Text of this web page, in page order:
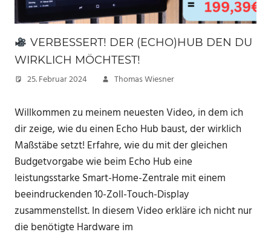
VERBESSERT! DER (ECHO)HUB DEN DU
WIRKLICH MÖCHTEST!
25. Februar 2024 Thomas Wiesner
Willkommen zu meinem neuesten Video, in dem ich
dir zeige, wie du einen Echo Hub baust, der wirklich
Maßstäbe setzt! Erfahre, wie du mit der gleichen
Budgetvorgabe wie beim Echo Hub eine
leistungsstarke Smart-Home-Zentrale mit einem
beeindruckenden 10-Zoll-Touch-Display
zusammenstellst. In diesem Video erkläre ich nicht nur
die benötigte Hardware im